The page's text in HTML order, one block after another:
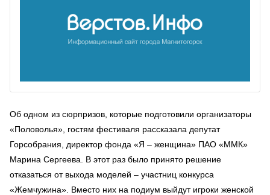
Об одном из сюрпризов, которые подготовили организаторы
«Половолья», гостям фестиваля рассказала депутат
Горсобрания, директор фонда «Я – женщина» ПАО «ММК»
Марина Сергеева. В этот раз было принято решение
отказаться от выхода моделей – участниц конкурса
«Жемчужина». Вместо них на подиум выйдут игроки женской